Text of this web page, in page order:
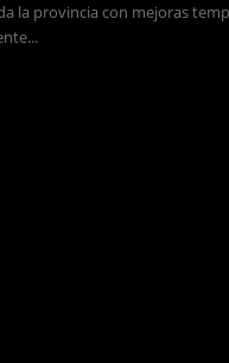
la provincia con mejoras